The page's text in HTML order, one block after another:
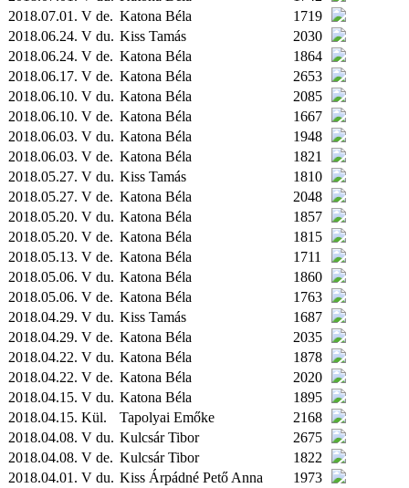
2018.07.01. V de. Katona Béla
1719
2018.06.24. V du. Kiss Tamás
2030
2018.06.24. V de. Katona Béla
1864
2018.06.17. V de. Katona Béla
2653
2018.06.10. V du. Katona Béla
2085
2018.06.10. V de. Katona Béla
1667
2018.06.03. V du. Katona Béla
1948
2018.06.03. V de. Katona Béla
1821
2018.05.27. V du. Kiss Tamás
1810
2018.05.27. V de. Katona Béla
2048
2018.05.20. V du. Katona Béla
1857
2018.05.20. V de. Katona Béla
1815
2018.05.13. V de. Katona Béla
1711
2018.05.06. V du. Katona Béla
1860
2018.05.06. V de. Katona Béla
1763
2018.04.29. V du. Kiss Tamás
1687
2018.04.29. V de. Katona Béla
2035
2018.04.22. V du. Katona Béla
1878
2018.04.22. V de. Katona Béla
2020
2018.04.15. V du. Katona Béla
1895
2018.04.15. Kül. Tapolyai Emőke
2168
2018.04.08. V du. Kulcsár Tibor
2675
2018.04.08. V de. Kulcsár Tibor
1822
2018.04.01. V du. Kiss Árpádné Pető Anna
1973